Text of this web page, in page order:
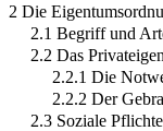
2 Die
2.1 Begriff und
2.2 Das
2.2.1 Die
2.2.2 Der
2.3 Soziale